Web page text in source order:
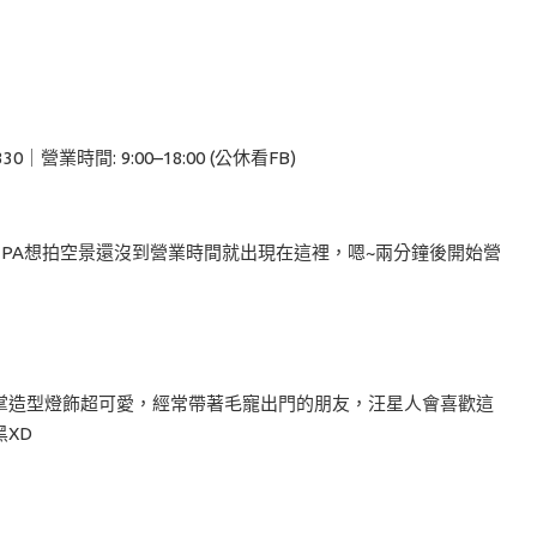
｜營業時間: 9:00–18:00 (公休看FB)
想拍空景還沒到營業時間就出現在這裡，嗯~兩分鐘後開始營
型燈飾超可愛，經常帶著毛寵出門的朋友，汪星人會喜歡這
XD